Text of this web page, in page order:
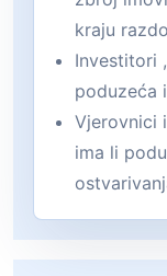
kraju
Investitori
poduzeća
Vjerovnici
ima li